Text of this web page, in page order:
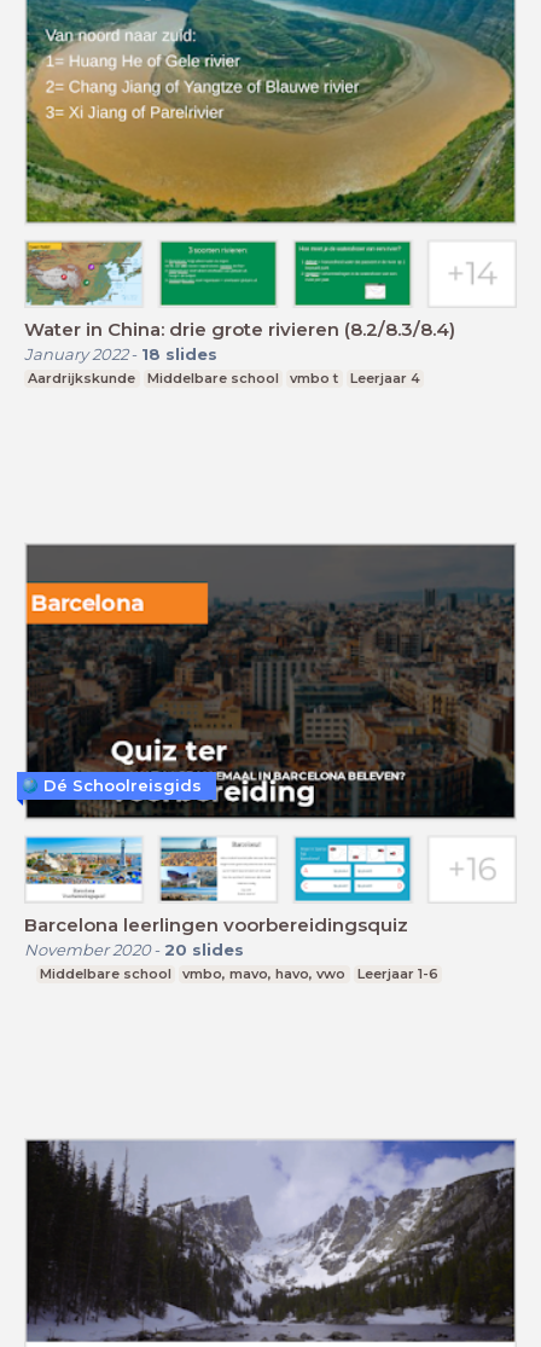
Water in China: drie grote rivieren (8.2/8.3/8.4)
January 2022- 18 slides
Aardrijkskunde Middelbare school vmbo t Leerjaar 4
Barcelona leerlingen voorbereidingsquiz
November 2020- 20 slides
Middelbare school vmbo, mavo, havo, vwo Leerjaar 1-6
Dé Schoolreisgids